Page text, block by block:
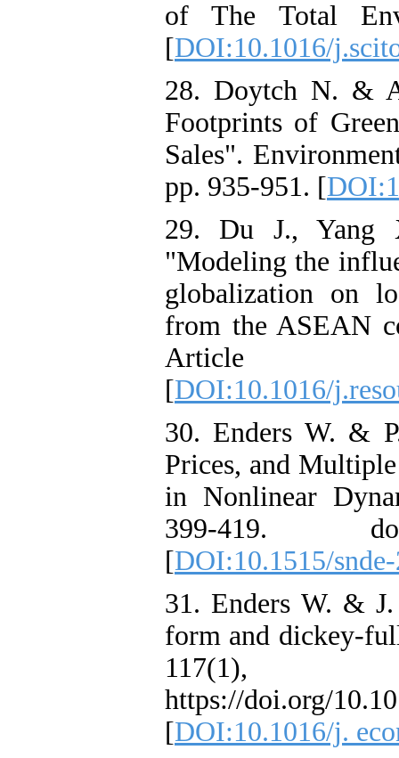
of The Total
[DOI:10.1016/
28. Doytch N. &
Footprints of
Sales".
pp. 935-951. [
29. Du J.,
"Modeling the
globalization on
from the ASEAN
[DOI:10.1016/
30. Enders W. &
Prices, and
in Nonlinear
399-419.
[DOI:10.1515/
31. Enders W. &
form and dickey-
https://doi.org/
[DOI:10.1016/j.